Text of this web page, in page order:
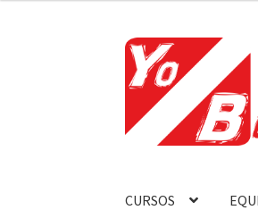
Ir
la
navegación
Ir
al
contenido
CURSOS